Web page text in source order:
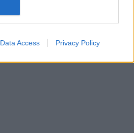
Data Access Privacy Policy